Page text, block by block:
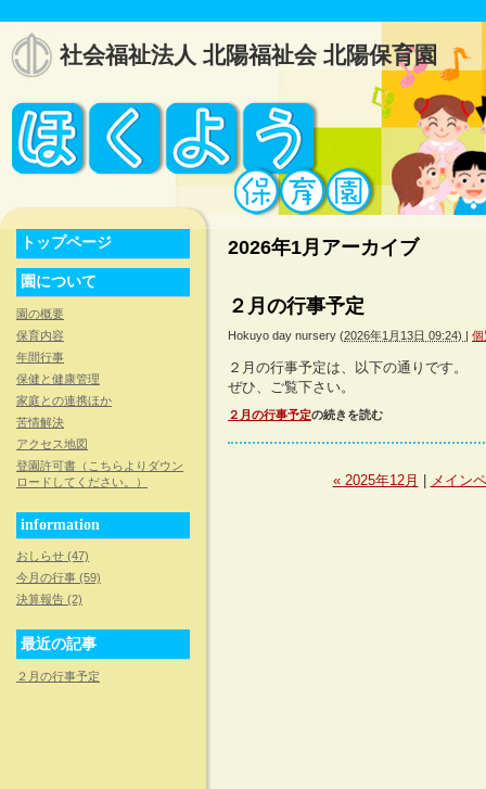
社会福祉法人 北陽福祉会 北陽保育園
2026年1月アーカイブ
２月の行事予定
Hokuyo day nursery (2026年1月13日 09:24) | 個
２月の行事予定は、以下の通りです。
ぜひ、ご覧下さい。
２月の行事予定の続きを読む
« 2025年12月 メイン
トップページ
園について
園の概要
保育内容
年間行事
保健と健康管理
家庭との連携ほか
苦情解決
アクセス地図
登園許可書（こちらよりダウン
ロードしてください。）
information
おしらせ (47)
今月の行事 (59)
決算報告 (2)
最近の記事
２月の行事予定